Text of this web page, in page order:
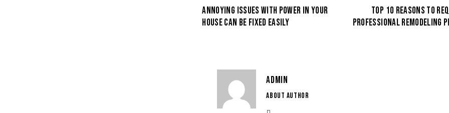
ANNOYING ISSUES WITH POWER IN YOUR
HOUSE CAN BE FIXED EASILY
TOP 10 REASONS TO
PROFESSIONAL REMODELING
ADMIN
ABOUT AUTHOR